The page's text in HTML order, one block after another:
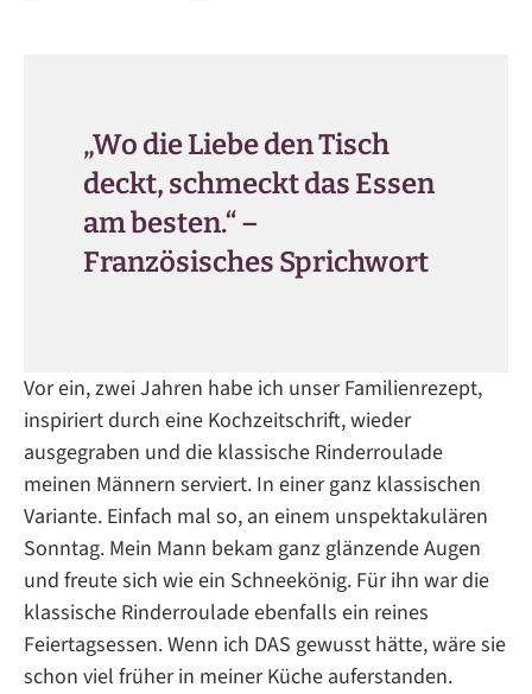
„Wo die Liebe den Tisch
deckt, schmeckt das Essen
am besten.“ –
Französisches Sprichwort
Vor ein, zwei Jahren habe ich unser Familienrezept,
inspiriert durch eine Kochzeitschrift, wieder
ausgegraben und die klassische Rinderroulade
meinen Männern serviert. In einer ganz klassischen
Variante. Einfach mal so, an einem unspektakulären
Sonntag. Mein Mann bekam ganz glänzende Augen
und freute sich wie ein Schneekönig. Für ihn war die
klassische Rinderroulade ebenfalls ein reines
Feiertagsessen. Wenn ich DAS gewusst hätte, wäre sie
schon viel früher in meiner Küche auferstanden.